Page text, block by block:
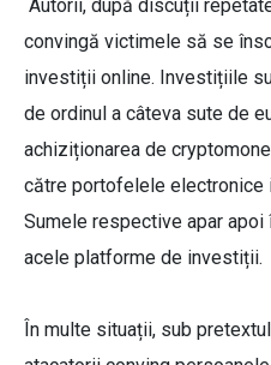
Autorii, după discuții
convingă victimele să se
investiții online. Investițiile
de ordinul a câteva sute de
achiziționarea de
către portofelele electronice
Sumele respective apar
acele platforme de investiții.
În multe situații, sub